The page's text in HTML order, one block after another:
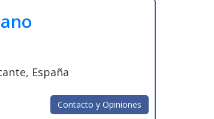
España
Contacto y Opiniones